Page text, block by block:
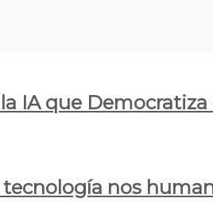
IA que
tecnología nos